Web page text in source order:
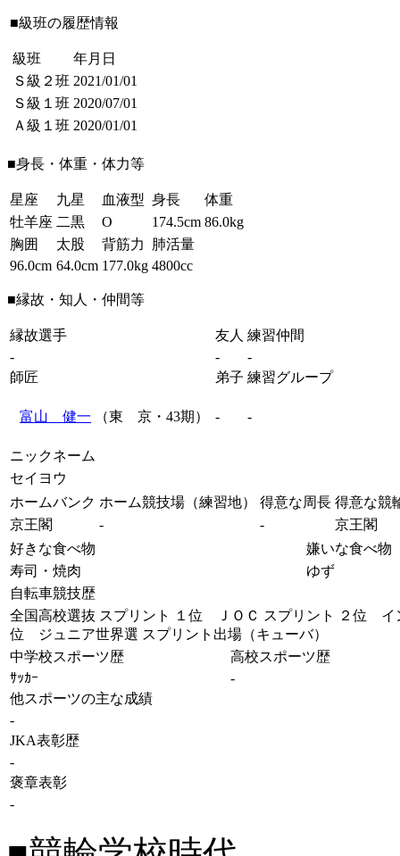
■級班の履歴情報
級班
年月日
Ｓ級２班 2021/01/01
Ｓ級１班 2020/07/01
Ａ級１班 2020/01/01
■身長・体重・体力等
星座 九星 血液型 身長
体重
牡羊座 二黒 O 174.5cm 86.0kg
胸囲
太股 背筋力
肺活量
96.0cm 64.0cm 177.0kg 4800cc
■縁故・知人・仲間等
縁故選手 友人 練習仲間
-
-
-
師匠
弟子 練習グループ
富山 健一 （東 京・43期） - -
ニックネーム
セイヨウ
ホームバンク ホーム競技場（練習地） 得意な周長 得意な競
京王閣
- -
京王閣
好きな食べ物
嫌いな食べ物
寿司・焼肉
ゆず
自転車競技歴
全国高校選抜 スプリント １位 ＪＯＣ スプリント ２位
位 ジュニア世界選 スプリント出場（キューバ）
中学校スポーツ歴
高校スポーツ歴
ｻｯｶｰ
-
他スポーツの主な成績
-
JKA表彰歴
-
褒章表彰
-